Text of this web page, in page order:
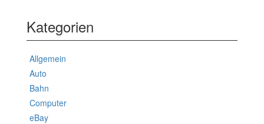
Kategorien
Allgemein
Auto
Bahn
Computer
eBay